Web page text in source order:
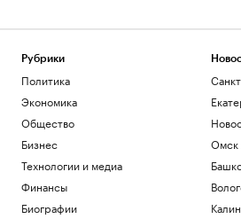
Рубрики
Политика
Экономика
Общество
Бизнес
Технологии и медиа
Финансы
Биографии
Омск